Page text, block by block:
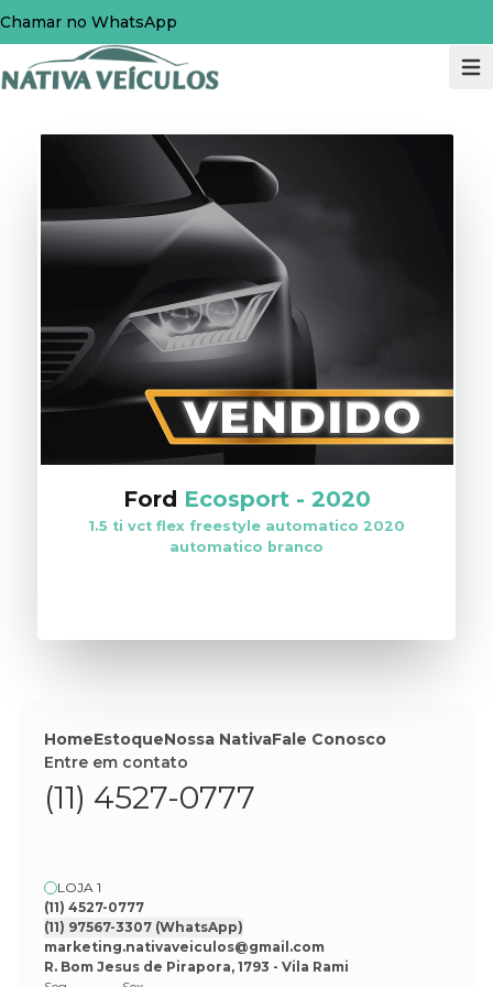
Chamar no WhatsApp
Ford Ecosport- 2020
1.5 ti vct flex freestyle automatico 2020
automatico branco
HomeEstoqueNossa NativaFale Conosco
Entre em contato
(11) 4527-0777
LOJA 1
(11) 4527-0777
(11) 97567-3307 (WhatsApp)
marketing.nativaveiculos@gmail.com
R. Bom Jesus de Pirapora, 1793 - Vila Rami